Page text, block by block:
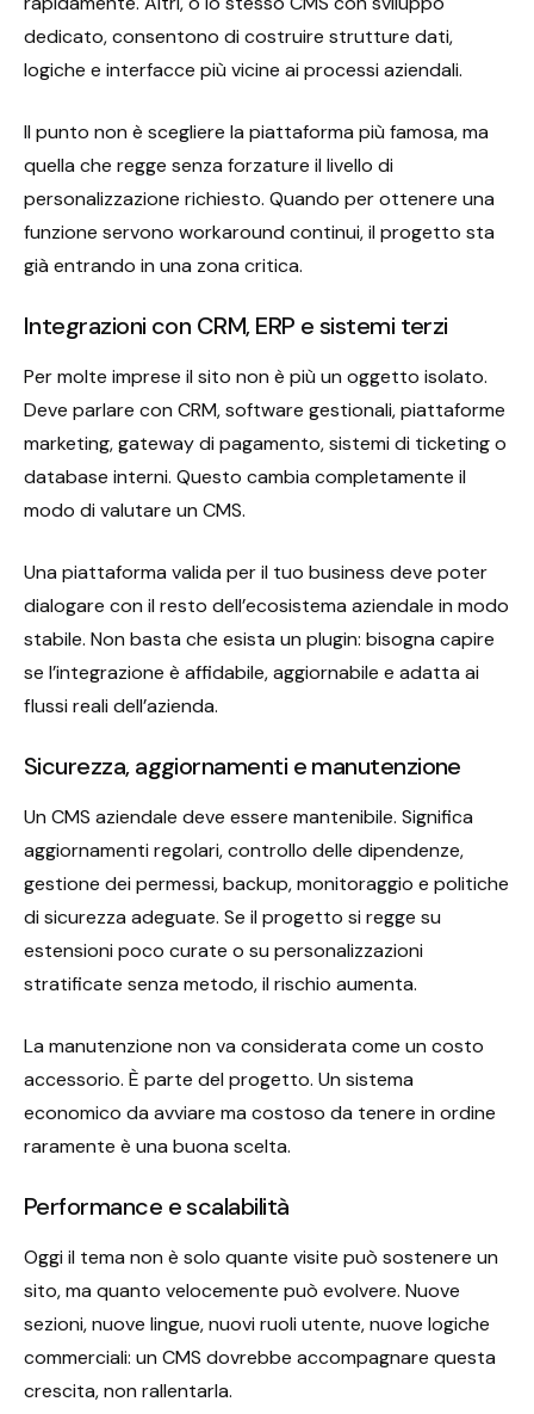
dedicato, consentono di costruire strutture dati,
logiche e interfacce più vicine ai processi aziendali.
Il punto non è scegliere la piattaforma più famosa, ma
quella che regge senza forzature il livello di
personalizzazione richiesto. Quando per ottenere una
funzione servono workaround continui, il progetto sta
già entrando in una zona critica.
Integrazioni con CRM, ERP e sistemi terzi
Per molte imprese il sito non è più un oggetto isolato.
Deve parlare con CRM, software gestionali, piattaforme
marketing, gateway di pagamento, sistemi di ticketing o
database interni. Questo cambia completamente il
modo di valutare un CMS.
Una piattaforma valida per il tuo business deve poter
dialogare con il resto dell’ecosistema aziendale in modo
stabile. Non basta che esista un plugin: bisogna capire
se l’integrazione è affidabile, aggiornabile e adatta ai
flussi reali dell’azienda.
Sicurezza, aggiornamenti e manutenzione
Un CMS aziendale deve essere mantenibile. Significa
aggiornamenti regolari, controllo delle dipendenze,
gestione dei permessi, backup, monitoraggio e politiche
di sicurezza adeguate. Se il progetto si regge su
estensioni poco curate o su personalizzazioni
stratificate senza metodo, il rischio aumenta.
La manutenzione non va considerata come un costo
accessorio. È parte del progetto. Un sistema
economico da avviare ma costoso da tenere in ordine
raramente è una buona scelta.
Performance e scalabilità
Oggi il tema non è solo quante visite può sostenere un
sito, ma quanto velocemente può evolvere. Nuove
sezioni, nuove lingue, nuovi ruoli utente, nuove logiche
commerciali: un CMS dovrebbe accompagnare questa
crescita, non rallentarla.